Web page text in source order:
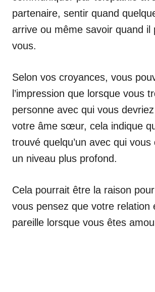
partenaire, sentir quand
arrive ou même savoir quand il
vous.
Selon vos croyances, vous
l’impression que lorsque vous
personne avec qui vous
votre âme sœur, cela indique
trouvé quelqu’un avec qui
un niveau plus profond.
Cela pourrait être la raison
vous pensez que votre relation
pareille lorsque vous êtes